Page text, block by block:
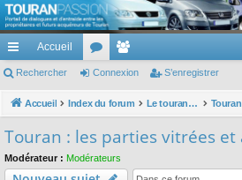
TouranPassion
Le forum des propriétaires ou futurs acquéreurs du
cc
ès
pi
Accueil
or
u
e
m
Rechercher Connexion S’enregistrer
Accueil Index du forum Le touran dans ses versions I (V1 V2 V3) et II ...
Touran : les parties vitrées
Modérateur : Modérateurs